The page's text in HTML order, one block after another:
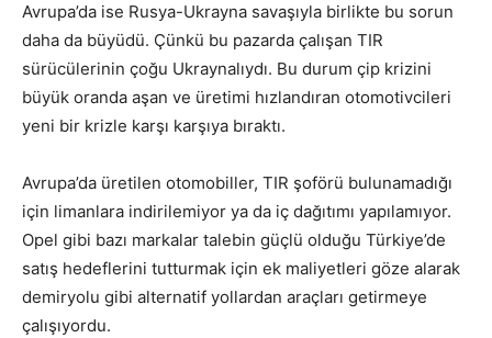
Avrupa’da ise Rusya-Ukrayna savaşıyla birlikte bu sorun
daha da büyüdü. Çünkü bu pazarda çalışan TIR
sürücülerinin çoğu Ukraynalıydı. Bu durum çip krizini
büyük oranda aşan ve üretimi hızlandıran otomotivcileri
yeni bir krizle karşı karşıya bıraktı.
Avrupa’da üretilen otomobiller, TIR şoförü bulunamadığı
için limanlara indirilemiyor ya da iç dağıtımı yapılamıyor.
Opel gibi bazı markalar talebin güçlü olduğu Türkiye’de
satış hedeflerini tutturmak için ek maliyetleri göze alarak
demiryolu gibi alternatif yollardan araçları getirmeye
çalışıyordu.